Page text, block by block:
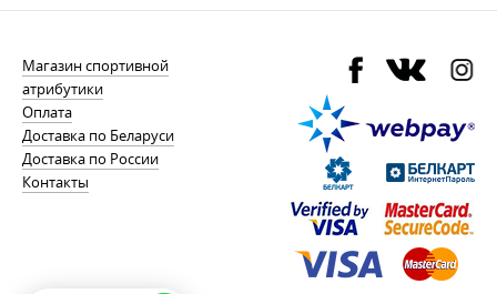
Магазин спортивной
атрибутики
Оплата
Доставка по Беларуси
Доставка по России
Контакты